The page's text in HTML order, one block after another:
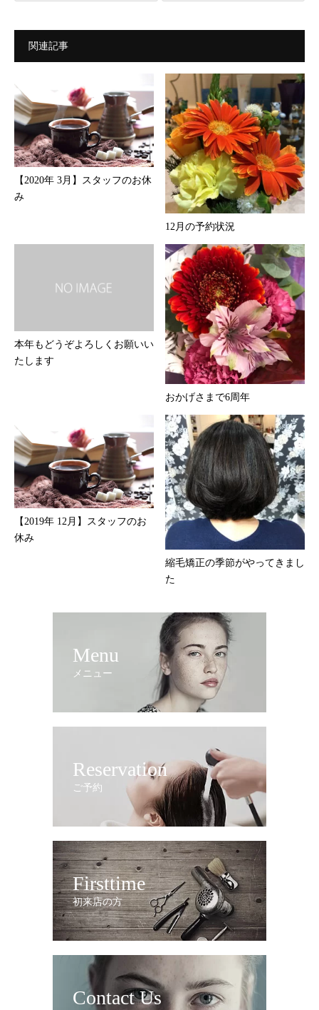
関連記事
【2020年 3月】スタッフのお休
み
12月の予約状況
本年もどうぞよろしくお願いい
たします
おかげさまで6周年
【2019年 12月】スタッフのお
休み
縮毛矯正の季節がやってきまし
た
Menu
メニュー
Reservation
ご予約
Firsttime
初来店の方
Contact Us